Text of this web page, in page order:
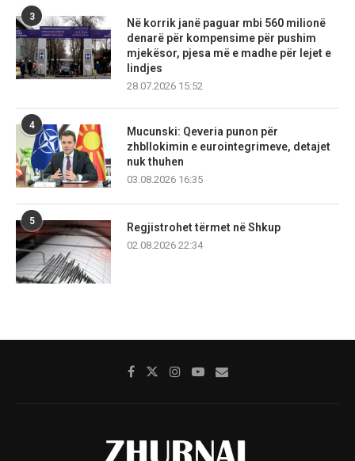
3
Në korrik janë paguar mbi 560 milionë
denarë për kompensime për pushim
mjekësor, pjesa më e madhe për lejet e
lindjes
28.07.2026 15:52
4
Mucunski: Qeveria punon për
zhbllokimin e eurointegrimeve, detajet
nuk thuhen
03.08.2026 16:35
5
Regjistrohet tërmet në Shkup
02.08.2026 22:34